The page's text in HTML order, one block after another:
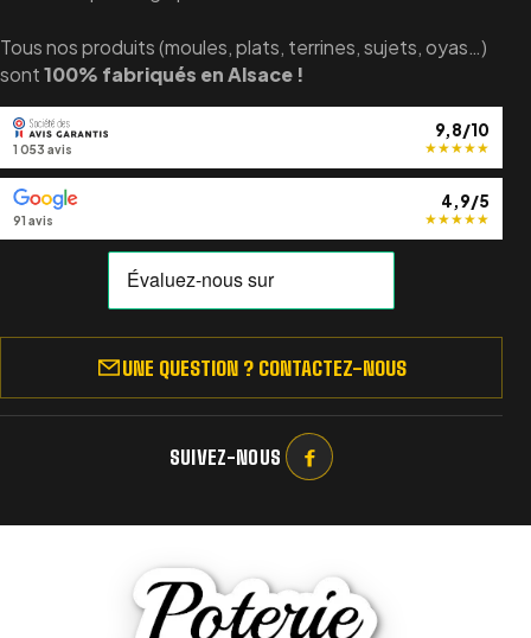
Tous nos produits (moules, plats, terrines, sujets, oyas…)
sont100% fabriqués en Alsace !
9,8/10
★★★★★
1 053 avis
4,9/5
★★★★★
91 avis
UNE QUESTION ? CONTACTEZ-NOUS
SUIVEZ-NOUS